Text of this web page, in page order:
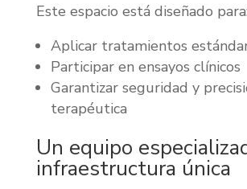
Este espacio está diseñado para:
Aplicar tratamientos
Participar en ensayos clínicos
Garantizar seguridad y
terapéutica
Un equipo
infraestructura única